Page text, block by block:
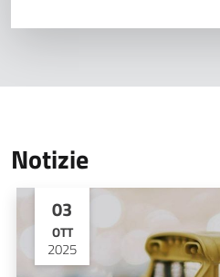
Notizie
03
OTT
2025